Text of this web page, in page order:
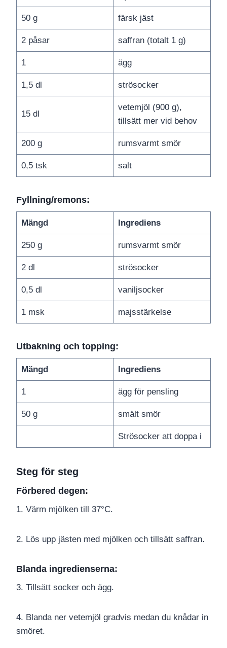
50 g färsk jäst
2 påsar saffran (totalt 1 g)
1 ägg
1,5 dl strösocker
15 dl
vetemjöl (900 g),
tillsätt mer vid behov
200 g rumsvarmt smör
0,5 tsk salt
Fyllning/remons:
Mängd Ingrediens
250 g rumsvarmt smör
2 dl strösocker
0,5 dl vaniljsocker
1 msk majsstärkelse
Utbakning och topping:
Mängd Ingrediens
1 ägg för pensling
50 g smält smör
Strösocker att doppa i
Steg för steg
Förbered degen:
1. Värm mjölken till 37°C.
2. Lös upp jästen med mjölken och tillsätt saffran.
Blanda ingredienserna:
3. Tillsätt socker och ägg.
4. Blanda ner vetemjöl gradvis medan du knådar in
smöret.